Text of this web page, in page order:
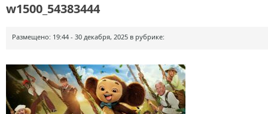
w1500_54383444
Размещено: 19:44 - 30 декабря, 2025 в рубрике: